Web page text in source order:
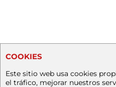
COOKIES
Este sitio web usa cookies
el tráfico, mejorar nuestros